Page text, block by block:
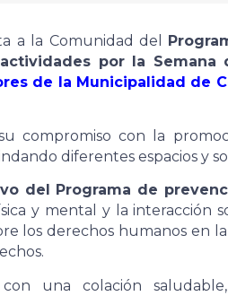
a la Comunidad del
actividades por la Semana
de la Municipalidad de
compromiso con la
diferentes espacios y
del Programa de
y mental y la interacción
los derechos humanos en
una colación